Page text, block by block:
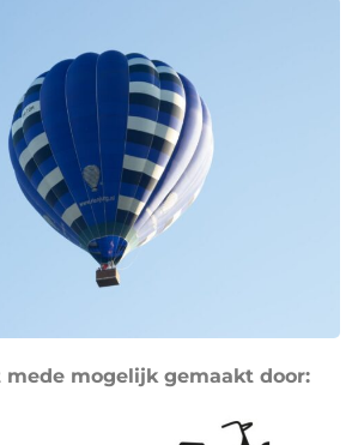
mogelijk gemaakt door: